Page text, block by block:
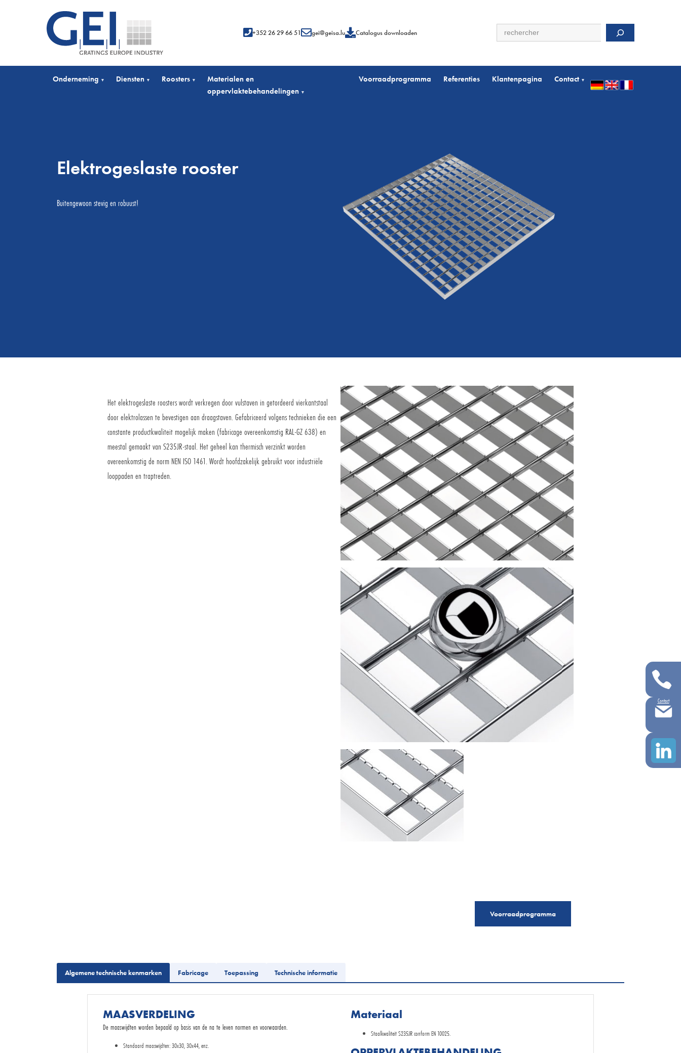
+352 26 29 66 51 gei@geisa.lu Catalogus downloaden Zoeken
Onderneming ▾ Diensten ▾ Roosters ▾
Materialen en
oppervlaktebehandelingen ▾
Voorraadprogramma Referenties Klantenpagina Contact ▾
Elektrogeslaste rooster
Buitengewoon stevig en robuust!
Het elektrogeslaste roosters wordt verkregen door vulstaven in getordeerd vierkantstaal
door elektrolassen te bevestigen aan draagstaven. Gefabriceerd volgens technieken die een
constante productkwaliteit mogelijk maken (fabricage overeenkomstig RAL-GZ 638) en
meestal gemaakt van S235JR-staal. Het geheel kan thermisch verzinkt worden
overeenkomstig de norm NEN ISO 1461. Wordt hoofdzakelijk gebruikt voor industriële
looppaden en traptreden.
Voorraadprogramma
Algemene technische kenmarken Fabricage Toepassing Technische informatie
MAASVERDELING
De maaswijdten worden bepaald op basis van de na te leven normen en voorwaarden.
Standaard maaswijdten: 30x30, 30x44, enz.
Materiaal
Staalkwaliteit S235JR conform EN 10025.
Contact